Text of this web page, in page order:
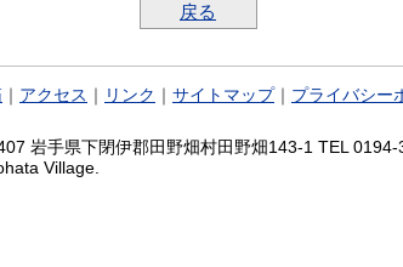
戻る
アクセス リンク サイトマップ｜ プライバシー
岩手県下閉伊郡田野畑村田野畑143-1 TEL
Village.